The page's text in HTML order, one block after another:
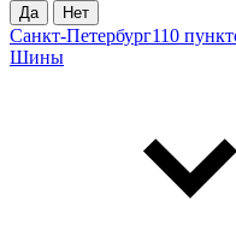
Да Нет
Санкт-Петербург110
Шины